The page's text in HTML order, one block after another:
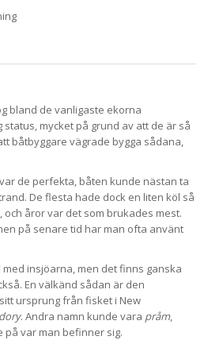
bland de vanligaste ekorna
mycket på grund av att de är så
båtbyggare vägrade bygga sådana,
de perfekta, båten kunde nästan ta
De flesta hade dock en liten köl så
åror var det som brukades mest.
på senare tid har man ofta använt
insjöarna, men det finns ganska
En välkänd sådan är den
ursprung från fisket i New
dory. Andra namn kunde vara pråm,
var man befinner sig.